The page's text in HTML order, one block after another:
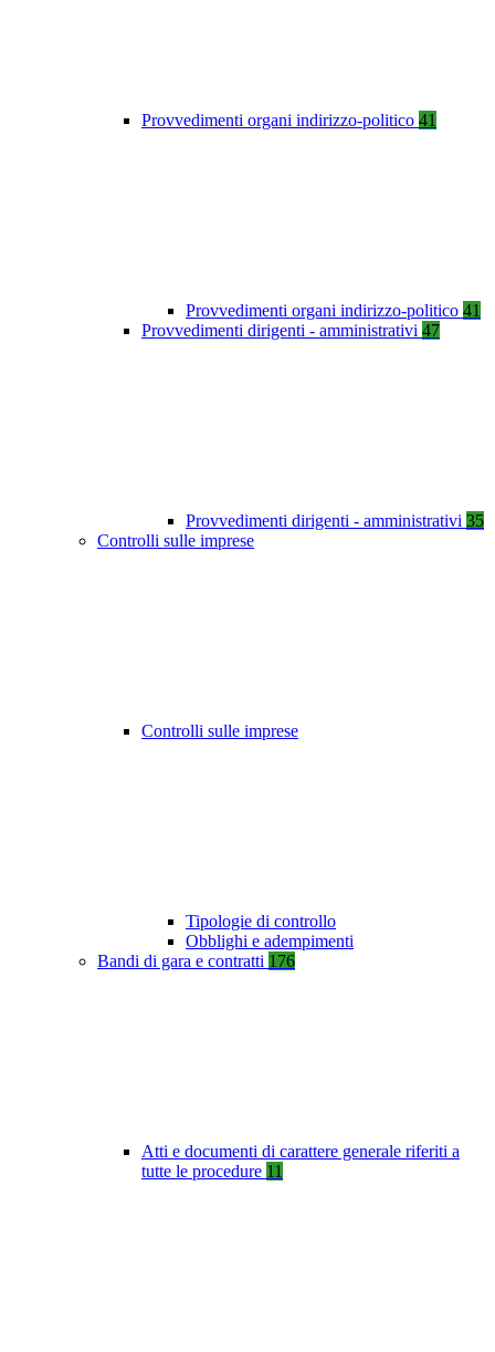
Provvedimenti organi indirizzo-politico 41
Provvedimenti organi indirizzo-politico 41
Provvedimenti dirigenti - amministrativi 47
Provvedimenti dirigenti - amministrativi 35
Controlli sulle imprese
Controlli sulle imprese
Tipologie di controllo
Obblighi e adempimenti
Bandi di gara e contratti 176
Atti e documenti di carattere generale riferiti a
tutte le procedure 11